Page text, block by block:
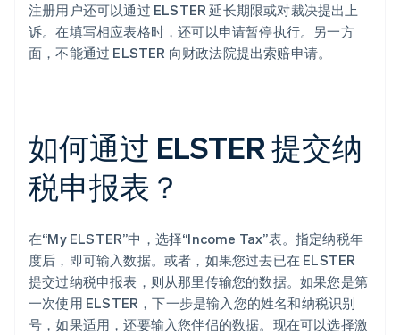
注册用户还可以通过 ELSTER 延长期限或对裁决提出上
诉。在填写相应表格时，还可以申请暂停执行。另一方
面，不能通过 ELSTER 向财政法院提出索赔申请。
如何通过 ELSTER 提交纳
税申报表？
在“My ELSTER”中，选择“Income Tax”表。指定纳税年
度后，即可输入数据。或者，如果您过去已在 ELSTER
提交过纳税申报表，则从那里传输您的数据。如果您是第
一次使用 ELSTER，下一步是输入您的姓名和纳税识别
号，如果适用，还要输入您伴侣的数据。现在可以选择激